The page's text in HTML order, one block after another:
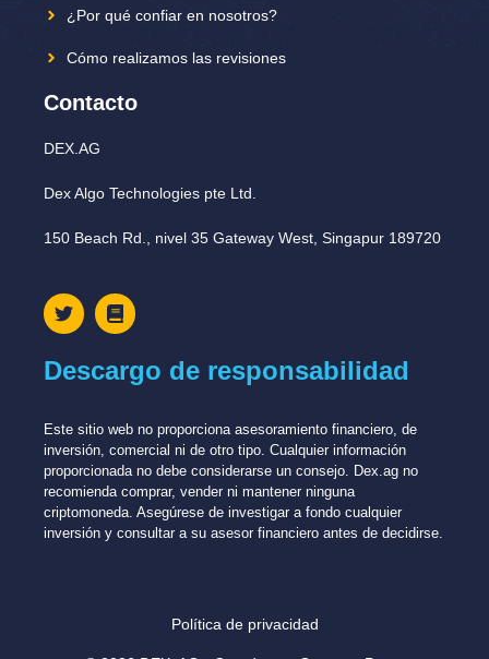
¿Por qué confiar en nosotros?
Cómo realizamos las revisiones
Contacto
DEX.AG
Dex Algo Technologies pte Ltd.
150 Beach Rd., nivel 35 Gateway West, Singapur 189720
Descargo de responsabilidad
Este sitio web no proporciona asesoramiento financiero, de
inversión, comercial ni de otro tipo. Cualquier información
proporcionada no debe considerarse un consejo. Dex.ag no
recomienda comprar, vender ni mantener ninguna
criptomoneda. Asegúrese de investigar a fondo cualquier
inversión y consultar a su asesor financiero antes de decidirse.
Política de privacidad